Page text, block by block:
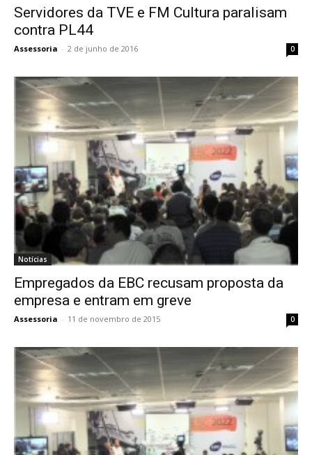
Servidores da TVE e FM Cultura paralisam
contra PL44
Assessoria - 2 de junho de 2016 0
Notícias
Empregados da EBC recusam proposta da
empresa e entram em greve
Assessoria - 11 de novembro de 2015 0